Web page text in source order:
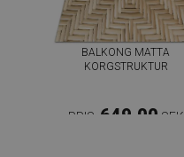
BALKONG MATTA
KORGSTRUKTUR
PRIS: 649.00 SEK